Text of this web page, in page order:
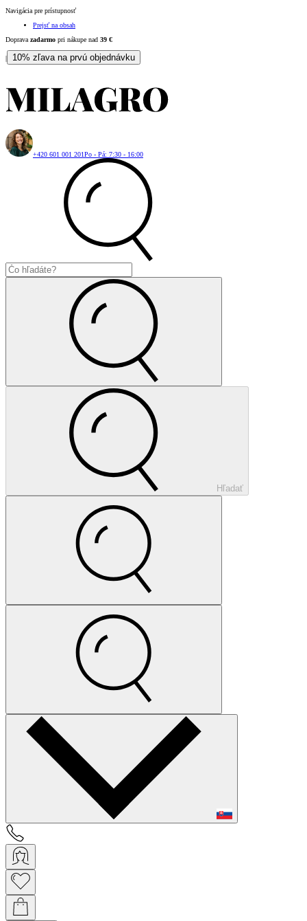
Navigácia pre prístupnosť
Prejsť na obsah
Doprava zadarmo pri nákupe nad 39 €
| 10% zľava na prvú objednávku
+420 601 001 201Po - Pá: 7:30 - 16:00
Hľadať